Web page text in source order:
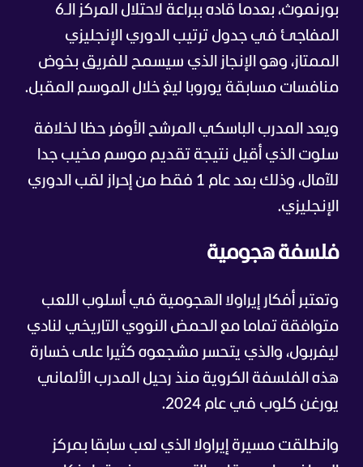
بورنموث، بعدما قاده ببراعة لاحتلال المركز الـ6
المفاجئ في جدول ترتيب الدوري الإنجليزي
الممتاز، وهو الإنجاز الذي سيسمح للفريق بخوض
منافسات مسابقة يوروبا ليغ خلال الموسم المقبل.
ويعد المدرب الباسكي المرشح الأوفر حظا لخلافة
سلوت الذي أقيل نتيجة تقديم موسم مخيب جدا
للآمال، وذلك بعد عام 1 فقط من إحراز لقب الدوري
الإنجليزي.
فلسفة هجومية
وتعتبر أفكار إيراولا الهجومية في أسلوب اللعب
متوافقة تماما مع الحمض النووي التاريخي لنادي
ليفربول، والذي يتحسر مشجعوه كثيرا على خسارة
هذه الفلسفة الكروية منذ رحيل المدرب الألماني
يورغن كلوب في عام 2024.
وانطلقت مسيرة إيراولا الذي لعب سابقا بمركز